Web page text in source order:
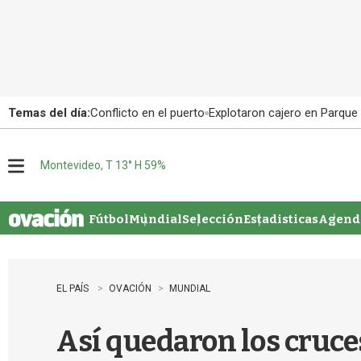
Temas del día:Conflicto en el puerto Explotaron cajero en
u
Montevideo, T 13° H 59%
FútbolMundialSelecciónEstadisticas
EL PAÍS OVACIÓN MUNDIAL
Así quedaron los